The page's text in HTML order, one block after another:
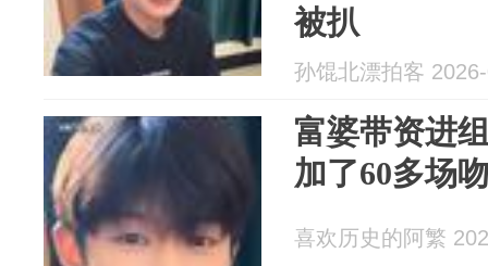
被扒
孙馄北漂拍客
富婆带资进
加了60多场
喜欢历史的阿繁